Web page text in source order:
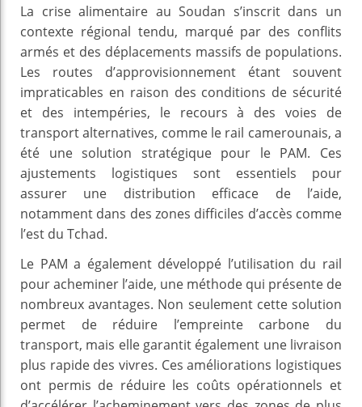
La crise alimentaire au Soudan s’inscrit dans un
contexte régional tendu, marqué par des conflits
armés et des déplacements massifs de populations.
Les routes d’approvisionnement étant souvent
impraticables en raison des conditions de sécurité
et des intempéries, le recours à des voies de
transport alternatives, comme le rail camerounais, a
été une solution stratégique pour le PAM. Ces
ajustements logistiques sont essentiels pour
assurer une distribution efficace de l’aide,
notamment dans des zones difficiles d’accès comme
l’est du Tchad.
Le PAM a également développé l’utilisation du rail
pour acheminer l’aide, une méthode qui présente de
nombreux avantages. Non seulement cette solution
permet de réduire l’empreinte carbone du
transport, mais elle garantit également une livraison
plus rapide des vivres. Ces améliorations logistiques
ont permis de réduire les coûts opérationnels et